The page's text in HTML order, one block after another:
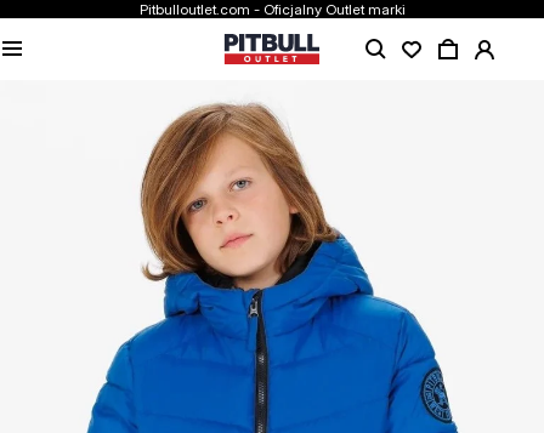
Pitbulloutlet.com - Oficjalny Outlet marki